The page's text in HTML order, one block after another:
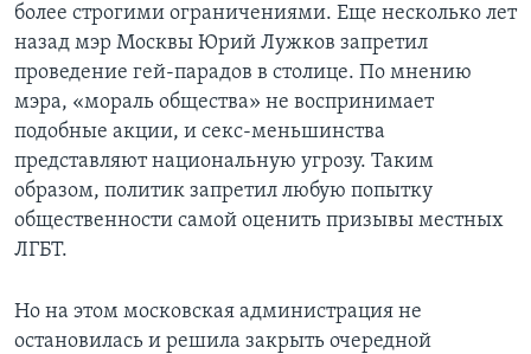
более строгими ограничениями. Еще несколько лет
назад мэр Москвы Юрий Лужков запретил
проведение гей-парадов в столице. По мнению
мэра, «мораль общества» не воспринимает
подобные акции, и секс-меньшинства
представляют национальную угрозу. Таким
образом, политик запретил любую попытку
общественности самой оценить призывы местных
ЛГБТ.
Но на этом московская администрация не
остановилась и решила закрыть очередной